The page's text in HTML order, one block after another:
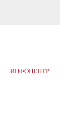
ИНФОЦЕНТР